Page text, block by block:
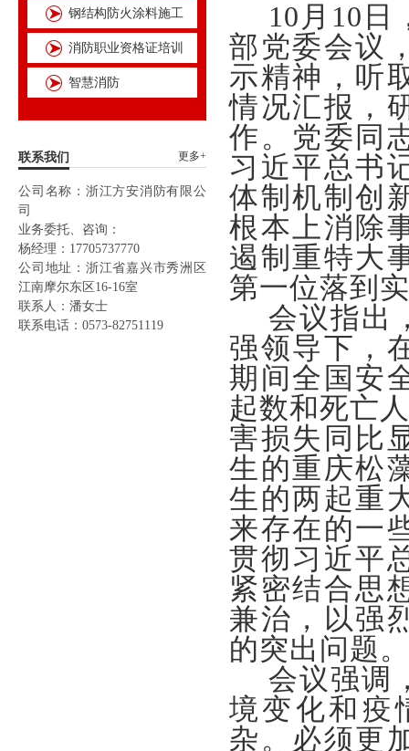
钢结构防火涂料施工
消防职业资格证培训
智慧消防
更多+
联系我们
公司名称：浙江方安消防有限公
司
业务委托、咨询：
杨经理：17705737770
公司地址：浙江省嘉兴市秀洲区
江南摩尔东区16-16室
联系人：潘女士
联系电话：0573-82751119
10 月 10 日
部党委会议
示精神，听
情况汇报，
作。党委同
习近平总书
体制机制创
根本上消除
遏制重特大
第一位落到
会议指出
强领导下，
期间全国安
起数和死亡
害损失同比
生的重庆松
生的两起重
来存在的一
贯彻习近平
紧密结合思
兼治，以强
的突出问题。
会议强调
境变化和疫
杂。必须更